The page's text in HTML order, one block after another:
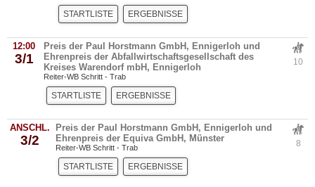
STARTLISTE ERGEBNISSE
12:00
3/1
Preis der Paul Horstmann GmbH, Ennigerloh und
Ehrenpreis der Abfallwirtschaftsgesellschaft des
Kreises Warendorf mbH, Ennigerloh
Reiter-WB Schritt - Trab
10
STARTLISTE ERGEBNISSE
ANSCHL.
3/2
Preis der Paul Horstmann GmbH, Ennigerloh und
Ehrenpreis der Equiva GmbH, Münster
Reiter-WB Schritt - Trab 8
STARTLISTE ERGEBNISSE